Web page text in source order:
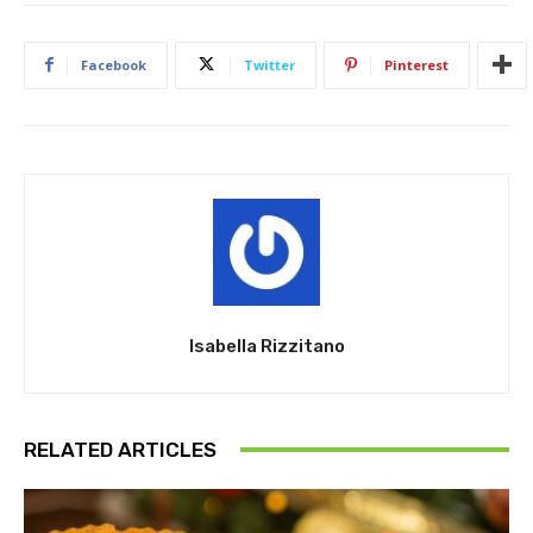
Facebook Twitter Pinterest
Isabella Rizzitano
RELATED ARTICLES